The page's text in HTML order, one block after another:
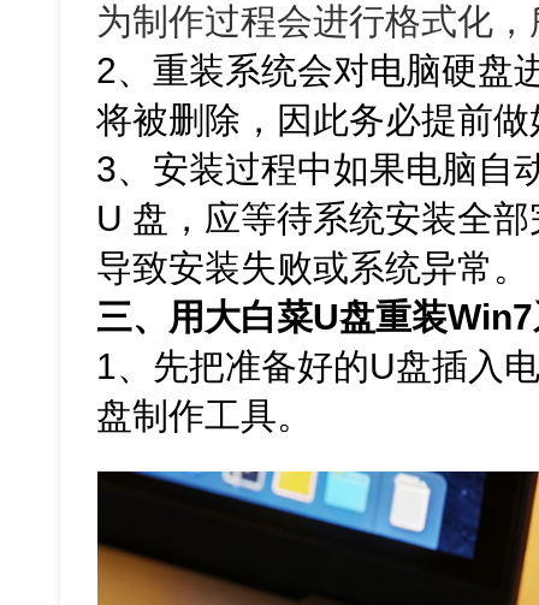
为制作过程会进行格式化
2、重装系统会对电脑硬盘
将被删除，因此务必提前
3、安装过程中如果电脑自
U 盘，应等待系统安装全
导致安装失败或系统异常。
三、用大白菜U盘重装
1、先把准备好的U盘插入
盘制作工具。